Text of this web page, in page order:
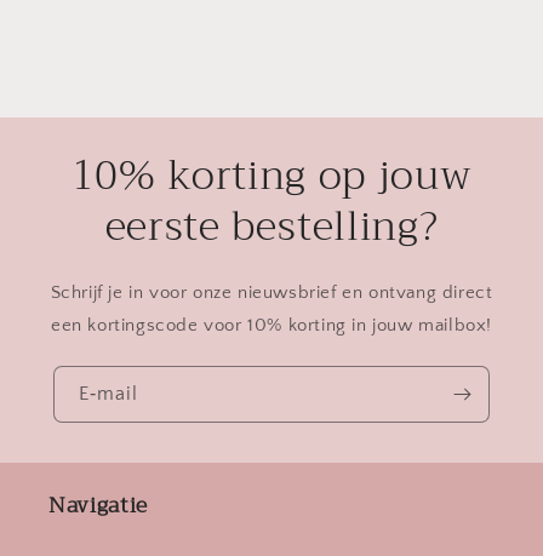
10% korting op jouw
eerste bestelling?
Schrijf je in voor onze nieuwsbrief en ontvang direct
een kortingscode voor 10% korting in jouw mailbox!
E‑mail
Navigatie